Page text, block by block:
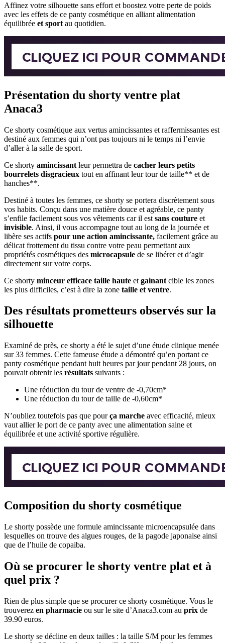
Affinez votre silhouette sans effort et boostez votre perte de poids
avec les effets de ce panty cosmétique en alliant alimentation
équilibrée et sport au quotidien.
Présentation du shorty ventre plat
Anaca3
Ce shorty cosmétique aux vertus amincissantes et raffermissantes est
destiné aux femmes qui n’ont pas toujours ni le temps ni l’envie
d’aller à la salle de sport.
Ce shorty amincissant leur permettra de cacher leurs petits
bourrelets disgracieux tout en affinant leur tour de taille** et de
hanches**.
Destiné à toutes les femmes, ce shorty se portera discrètement sous
vos habits. Conçu dans une matière douce et agréable, ce panty
s’enfile facilement sous vos vêtements car il est sans couture et
invisible. Ainsi, il vous accompagne tout au long de la journée et
libère ses actifs pour une action amincissante, facilement grâce au
délicat frottement du tissu contre votre peau permettant aux
propriétés cosmétiques des microcapsule de se libérer et d’agir
directement sur votre corps.
Ce shorty minceur efficace taille haute et gainant cible les zones
les plus difficiles, c’est à dire la zone taille et ventre.
Des résultats prometteurs observés sur la
silhouette
Examiné de près, ce shorty a été le sujet d’une étude clinique menée
sur 33 femmes. Cette fameuse étude a démontré qu’en portant ce
panty cosmétique pendant huit heures par jour pendant 28 jours, on
pouvait obtenir les résultats suivants :
Une réduction du tour de ventre de -0,70cm*
Une réduction du tour de taille de -0,60cm*
N’oubliez toutefois pas que pourça marche avec efficacité, mieux
vaut allier le port de ce panty avec une alimentation saine et
équilibrée et une activité sportive régulière.
Composition du shorty cosmétique
Le shorty possède une formule amincissante microencapsulée dans
lesquelles on trouve des algues rouges, de la pagode japonaise ainsi
que de l’huile de copaiba.
Où se procurer le shorty ventre plat et à
quel prix ?
Rien de plus simple que se procurer ce shorty cosmétique. Vous le
trouverez en pharmacie ou sur le site d’Anaca3.com au prix de
39.90 euros.
Le shorty se décline en deux tailles : la taille S/M pour les femmes